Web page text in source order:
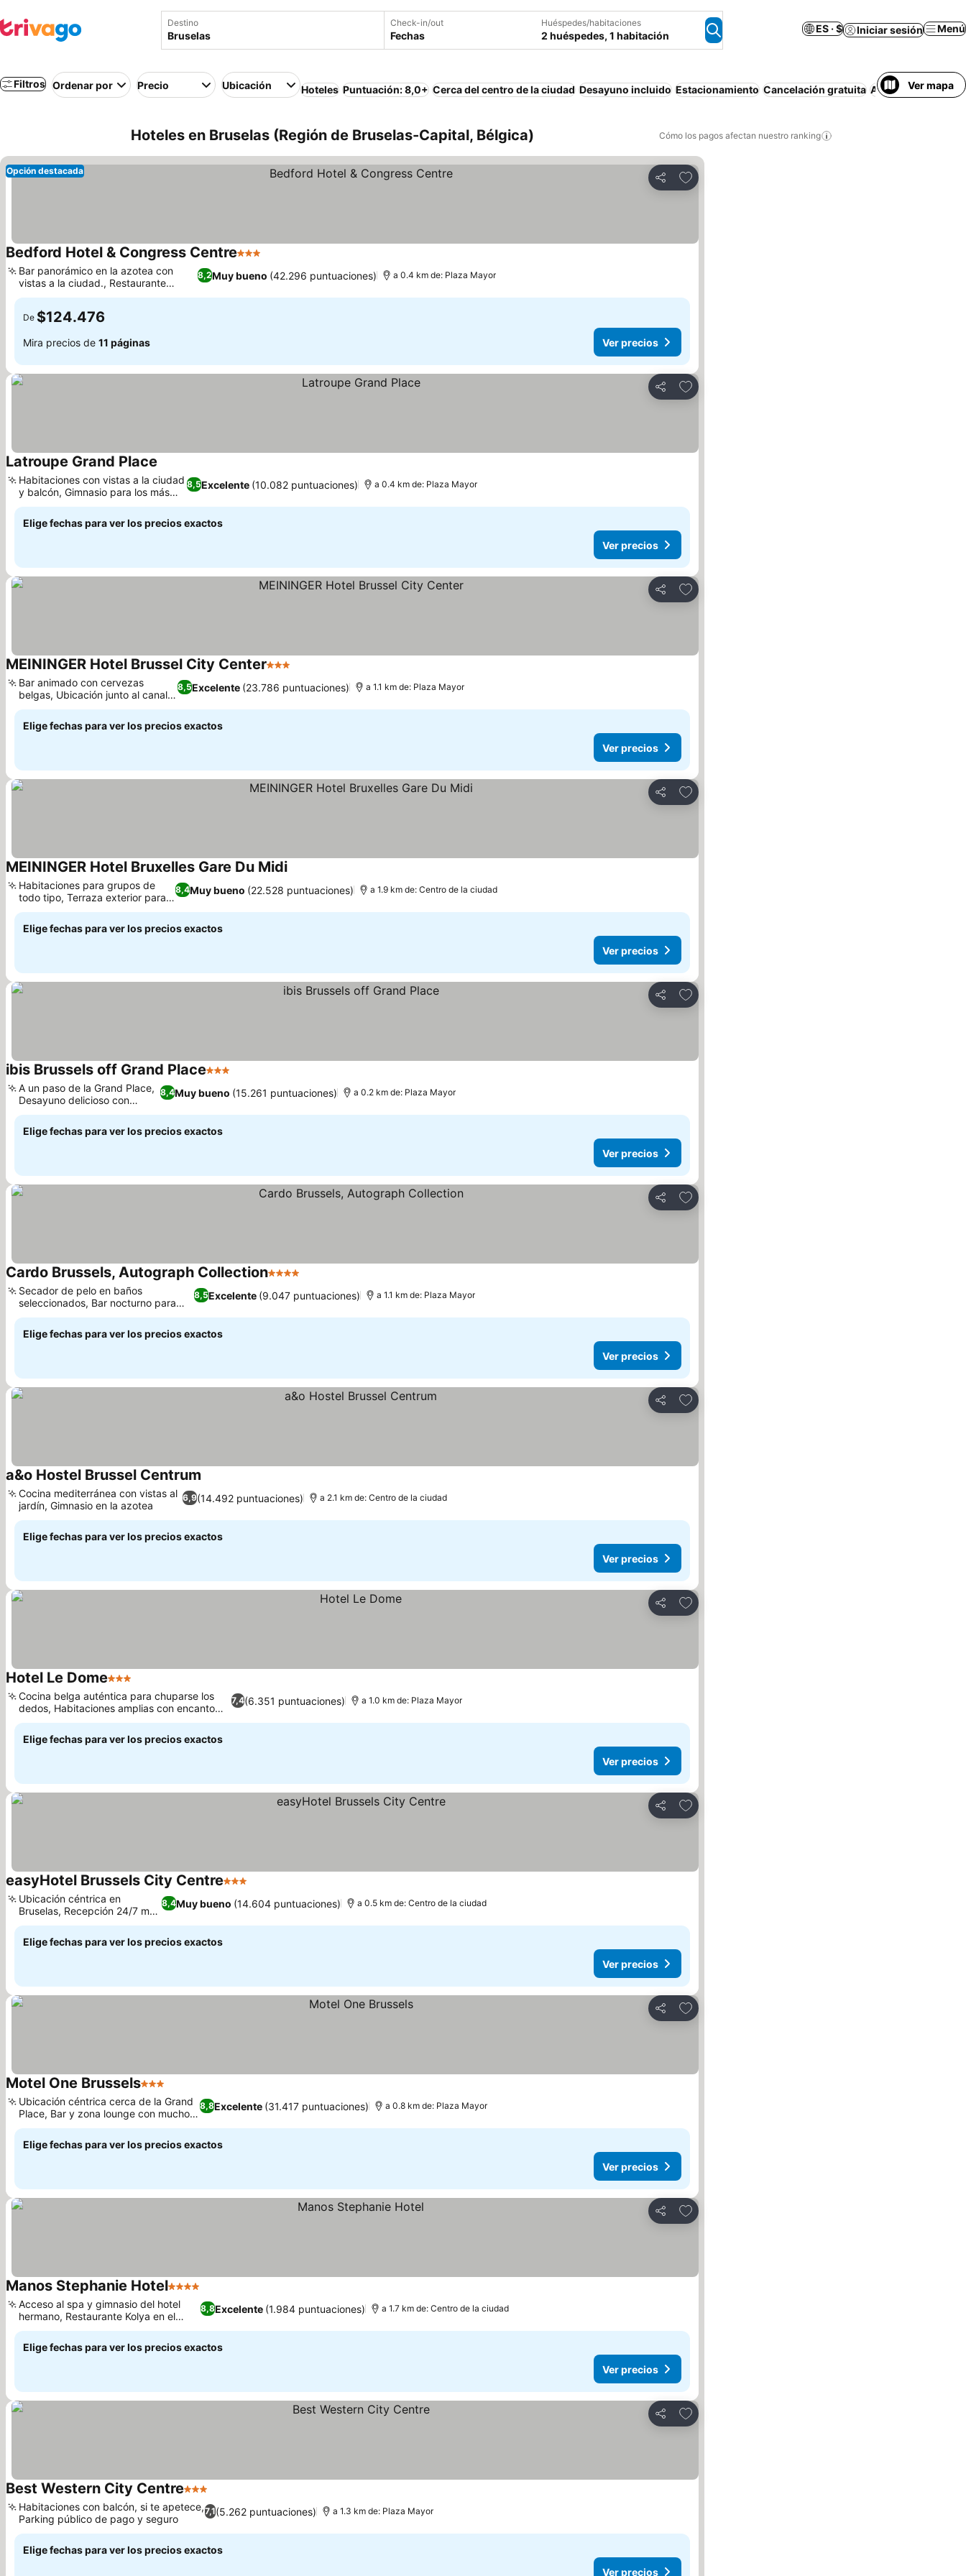
Destino Check-in/out
Fechas
Huéspedes/habitaciones
2 huéspedes, 1 habitación
ES · $ Iniciar sesión Menú
Filtros Ordenar por Precio Ubicación Hoteles Puntuación: 8,0+ Cerca del centro de la ciudad Desayuno incluido Estacionamiento Cancelación gratuita Apartamento
Ver mapa
Hoteles en Bruselas (Región de Bruselas-Capital, Bélgica) Cómo los pagos afectan nuestro ranking
Compartir
Agregar a favoritos
Opción destacada
Bedford Hotel & Congress Centre3 Estrellas
8,2Muy bueno (42.296 puntuaciones)
Bar panorámico en la azotea con
vistas a la ciudad., Restaurante
Magellan en el hotel
a 0.4 km de: Plaza Mayor
De $124.476
Mira precios de 11 páginas Ver precios
Compartir
Agregar a favoritos
Latroupe Grand Place
8,5Excelente (10.082 puntuaciones)
Habitaciones con vistas a la ciudad
y balcón, Gimnasio para los más
activos
a 0.4 km de: Plaza Mayor
Elige fechas para ver los precios exactos
Ver precios
Compartir
Agregar a favoritos
MEININGER Hotel Brussel City Center3 Estrellas
8,5Excelente (23.786 puntuaciones)
Bar animado con cervezas
belgas, Ubicación junto al canal
con vistas
a 1.1 km de: Plaza Mayor
Elige fechas para ver los precios exactos
Ver precios
Compartir
Agregar a favoritos
MEININGER Hotel Bruxelles Gare Du MidiVer precios
8,4Muy bueno (22.528 puntuaciones)
Habitaciones para grupos de
todo tipo, Terraza exterior para
relajarte
a 1.9 km de: Centro de la ciudad
Elige fechas para ver los precios exactos
Ver precios
Compartir
Agregar a favoritos
ibis Brussels off Grand Place3 Estrellas
8,4Muy bueno (15.261 puntuaciones)
A un paso de la Grand Place,
Desayuno delicioso con
gofres
a 0.2 km de: Plaza Mayor
Elige fechas para ver los precios exactos
Ver precios
Compartir
Agregar a favoritos
Cardo Brussels, Autograph Collection4 Estrellas
8,5Excelente (9.047 puntuaciones)
Secador de pelo en baños
seleccionados, Bar nocturno para
reuniones sociales
a 1.1 km de: Plaza Mayor
Elige fechas para ver los precios exactos
Ver precios
Compartir
Agregar a favoritos
a&o Hostel Brussel Centrum
6,9(14.492 puntuaciones)
Cocina mediterránea con vistas al
jardín, Gimnasio en la azotea
a 2.1 km de: Centro de la ciudad
Elige fechas para ver los precios exactos
Ver precios
Compartir
Agregar a favoritos
Hotel Le Dome3 Estrellas
7,4(6.351 puntuaciones)
Cocina belga auténtica para chuparse los
dedos, Habitaciones amplias con encanto
clásico
a 1.0 km de: Plaza Mayor
Elige fechas para ver los precios exactos
Ver precios
Compartir
Agregar a favoritos
easyHotel Brussels City Centre3 Estrellas
8,4Muy bueno (14.604 puntuaciones)
Ubicación céntrica en
Bruselas, Recepción 24/7 muy
práctica
a 0.5 km de: Centro de la ciudad
Elige fechas para ver los precios exactos
Ver precios
Compartir
Agregar a favoritos
Motel One Brussels3 Estrellas
8,8Excelente (31.417 puntuaciones)
Ubicación céntrica cerca de la Grand
Place, Bar y zona lounge con mucho
ambiente
a 0.8 km de: Plaza Mayor
Elige fechas para ver los precios exactos
Ver precios
Compartir
Agregar a favoritos
Manos Stephanie Hotel4 Estrellas
8,8Excelente (1.984 puntuaciones)
Acceso al spa y gimnasio del hotel
hermano, Restaurante Kolya en el
hotel hermano
a 1.7 km de: Centro de la ciudad
Elige fechas para ver los precios exactos
Ver precios
Compartir
Agregar a favoritos
Best Western City Centre3 Estrellas
7,1(5.262 puntuaciones)
Habitaciones con balcón, si te apetece,
Parking público de pago y seguro
a 1.3 km de: Plaza Mayor
Elige fechas para ver los precios exactos
Ver precios